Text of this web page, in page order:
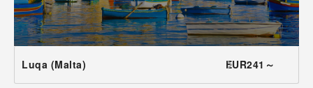
Luqa (Malta) EUR241～